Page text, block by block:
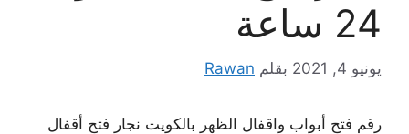
24 ساعة
يونيو 4, 2021 بقلم Rawan
رقم فتح أبواب واقفال الظهر بالكويت نجار فتح أقفال